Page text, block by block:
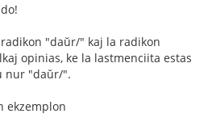
"daŭr/" kaj la radikon
opinias, ke la lastmenciita estas
nur "daŭr/".
ekzemplon